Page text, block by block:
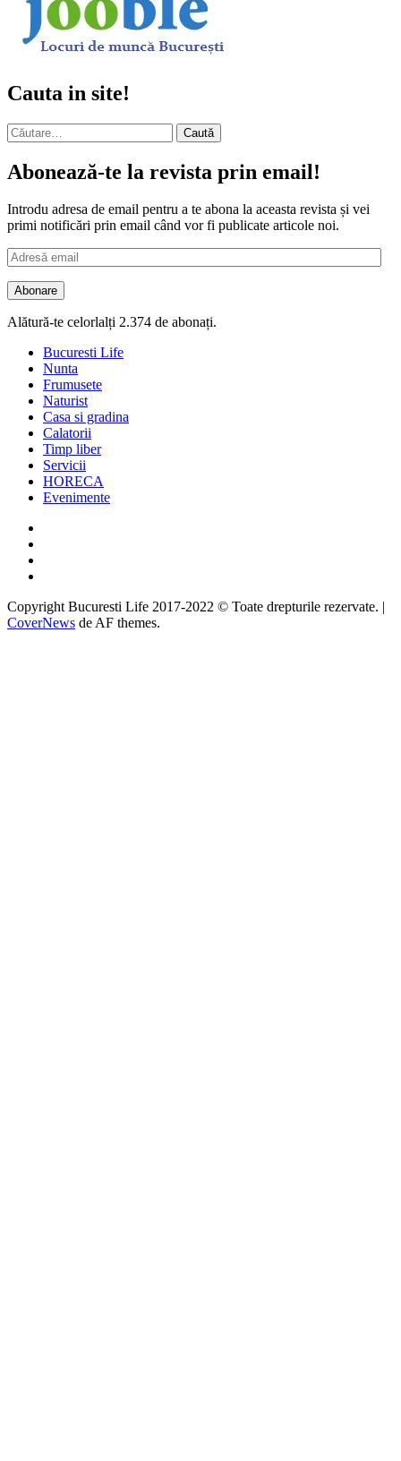
Cauta in site!
Caută
după:
Abonează-te la revista prin email!
Introdu adresa de email pentru a te abona la aceasta revista și vei
primi notificări prin email când vor fi publicate articole noi.
Adresă
email
Abonare
Alătură-te celorlalți 2.374 de abonați.
Bucuresti Life
Nunta
Frumusete
Naturist
Casa si gradina
Calatorii
Timp liber
Servicii
HORECA
Evenimente
Copyright Bucuresti Life 2017-2022 © Toate drepturile rezervate. |
CoverNews de AF themes.